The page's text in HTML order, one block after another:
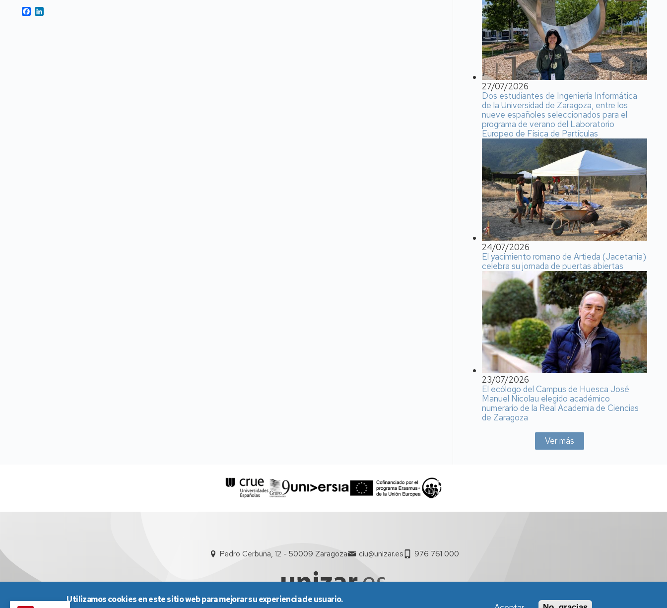
Facebook
27/07/2026
Dos estudiantes de Ingeniería Informática
de la Universidad de Zaragoza, entre los
nueve españoles seleccionados para el
programa de verano del Laboratorio
Europeo de Física de Partículas
24/07/2026
El yacimiento romano de Artieda (Jacetania)
celebra su jornada de puertas abiertas
23/07/2026
El ecólogo del Campus de Huesca José
Manuel Nicolau elegido académico
numerario de la Real Academia de Ciencias
de Zaragoza
Ver más
Pedro Cerbuna, 12 - 50009 Zaragoza ciu@unizar.es 976 761 000
Utilizamos cookies en este sitio web para mejorar su experiencia de usuario.